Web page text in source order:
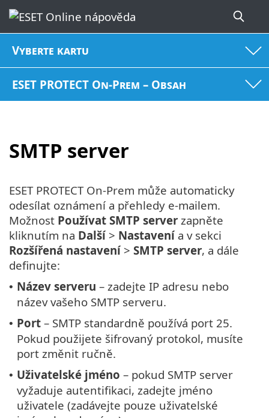
Vyberte kartu
ESET PROTECT On-Prem – Obsah
SMTP server
ESET PROTECT On-Prem může automaticky
odesílat oznámení a přehledy e-mailem.
Možnost Používat SMTP server zapněte
kliknutím na Další> Nastavenía v sekci
Rozšířená nastavení> SMTP server, a dále
definujte:
• Název serveru – zadejte IP adresu nebo
název vašeho SMTP serveru.
• Port – SMTP standardně používá port 25.
Pokud použijete šifrovaný protokol, musíte
port změnit ručně.
• Uživatelské jméno – pokud SMTP server
vyžaduje autentifikaci, zadejte jméno
uživatele (zadávejte pouze uživatelské